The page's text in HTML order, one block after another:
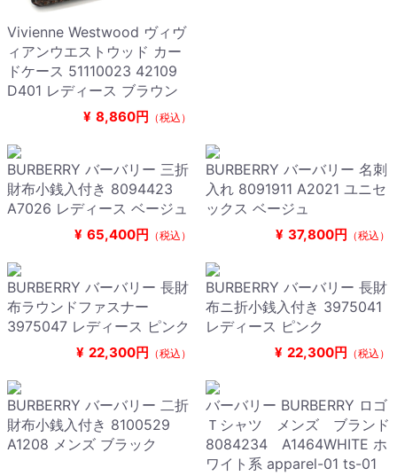
Vivienne Westwood ヴィヴ
ィアンウエストウッド カー
ドケース 51110023 42109
D401 レディース ブラウン
¥ 8,860円 （税込）
BURBERRY バーバリー 三折
財布小銭入付き 8094423
A7026 レディース ベージュ
¥ 65,400円 （税込）
BURBERRY バーバリー 名刺
入れ 8091911 A2021 ユニセ
ックス ベージュ
¥ 37,800円 （税込）
BURBERRY バーバリー 長財
布ラウンドファスナー
3975047 レディース ピンク
¥ 22,300円 （税込）
BURBERRY バーバリー 長財
布ニ折小銭入付き 3975041
レディース ピンク
¥ 22,300円 （税込）
BURBERRY バーバリー 二折
財布小銭入付き 8100529
A1208 メンズ ブラック
バーバリー BURBERRY ロゴ
Ｔシャツ メンズ ブランド
8084234 A1464WHITE ホ
ワイト系 apparel-01 ts-01